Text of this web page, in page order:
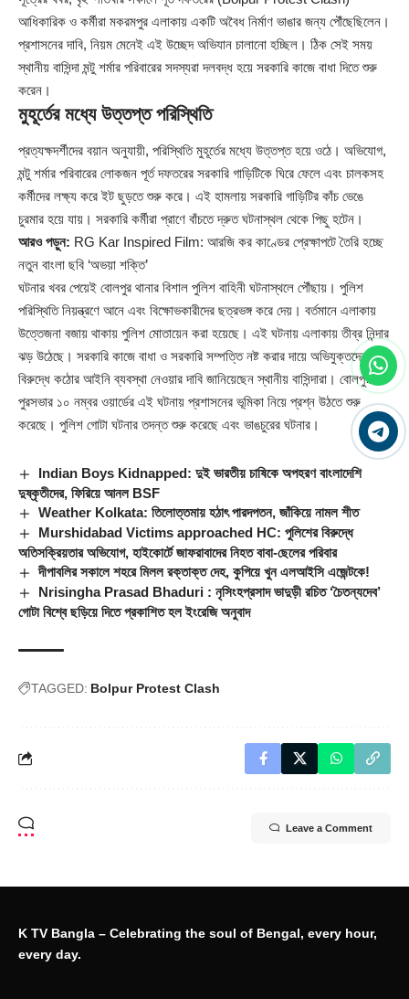
আধিকারিক ও কর্মীরা মকরমপুর এলাকায় একটি অবৈধ নির্মাণ ভাঙার জন্য পৌঁছেছিলেন।
প্রশাসনের দাবি, নিয়ম মেনেই এই উচ্ছেদ অভিযান চালানো হচ্ছিল। ঠিক সেই সময়
স্থানীয় বাসিন্দা মন্টু শর্মার পরিবারের সদস্যরা দলবদ্ধ হয়ে সরকারি কাজে বাধা দিতে শুরু
করেন।
মুহূর্তের মধ্যে উত্তপ্ত পরিস্থিতি
প্রত্যক্ষদর্শীদের বয়ান অনুযায়ী, পরিস্থিতি মুহূর্তের মধ্যে উত্তপ্ত হয়ে ওঠে। অভিযোগ,
মন্টু শর্মার পরিবারের লোকজন পূর্ত দফতরের সরকারি গাড়িটিকে ঘিরে ফেলে এবং চালকসহ
কর্মীদের লক্ষ্য করে ইট ছুড়তে শুরু করে। এই হামলায় সরকারি গাড়িটির কাঁচ ভেঙে
চুরমার হয়ে যায়। সরকারি কর্মীরা প্রাণে বাঁচতে দ্রুত ঘটনাস্থল থেকে পিছু হটেন।
আরও পড়ুন: RG Kar Inspired Film: আরজি কর কাণ্ডের প্রেক্ষাপটে তৈরি হচ্ছে
নতুন বাংলা ছবি ‘অভয়া শক্তি’
ঘটনার খবর পেয়েই বোলপুর থানার বিশাল পুলিশ বাহিনী ঘটনাস্থলে পৌঁছায়। পুলিশ
পরিস্থিতি নিয়ন্ত্রণে আনে এবং বিক্ষোভকারীদের ছত্রভঙ্গ করে দেয়। বর্তমানে এলাকায়
উত্তেজনা বজায় থাকায় পুলিশ মোতায়েন করা হয়েছে। এই ঘটনায় এলাকায় তীব্র নিন্দার
ঝড় উঠেছে। সরকারি কাজে বাধা ও সরকারি সম্পত্তি নষ্ট করার দায়ে অভিযুক্তদের
বিরুদ্ধে কঠোর আইনি ব্যবস্থা নেওয়ার দাবি জানিয়েছেন স্থানীয় বাসিন্দারা। বোলপুর
পুরসভার ১০ নম্বর ওয়ার্ডের এই ঘটনায় প্রশাসনের ভূমিকা নিয়ে প্রশ্ন উঠতে শুরু
করেছে। পুলিশ গোটা ঘটনার তদন্ত শুরু করেছে এবং ভাঙচুরের ঘটনার।
Indian Boys Kidnapped: দুই ভারতীয় চাষিকে অপহরণ বাংলাদেশি
দুষ্কৃতীদের, ফিরিয়ে আনল BSF
Weather Kolkata: তিলোত্তমায় হঠাৎ পারদপতন, জাঁকিয়ে নামল শীত
Murshidabad Victims approached HC: পুলিশের বিরুদ্ধে
অতিসক্রিয়তার অভিযোগ, হাইকোর্টে জাফরাবাদের নিহত বাবা-ছেলের পরিবার
দীপাবলির সকালে শহরে মিলল রক্তাক্ত দেহ, কুপিয়ে খুন এলআইসি এজেন্টকে!
Nrisingha Prasad Bhaduri : নৃসিংহপ্রসাদ ভাদুড়ী রচিত ‘চৈতন্যদেব’
গোটা বিশ্বে ছড়িয়ে দিতে প্রকাশিত হল ইংরেজি অনুবাদ
TAGGED: Bolpur Protest Clash
Leave a Comment
K TV Bangla – Celebrating the soul of Bengal, every hour,
every day.